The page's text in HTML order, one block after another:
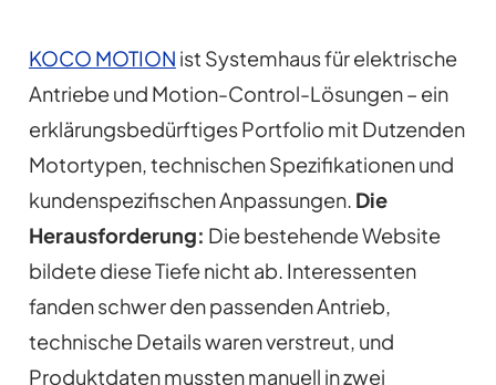
KOCO MOTION ist Systemhaus für elektrische
Antriebe und Motion-Control-Lösungen – ein
erklärungsbedürftiges Portfolio mit Dutzenden
Motortypen, technischen Spezifikationen und
kundenspezifischen Anpassungen. Die
Herausforderung: Die bestehende Website
bildete diese Tiefe nicht ab. Interessenten
fanden schwer den passenden Antrieb,
technische Details waren verstreut, und
Produktdaten mussten manuell in zwei